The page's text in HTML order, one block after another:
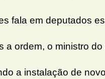
fala em deputados
a ordem, o ministro
a instalação de